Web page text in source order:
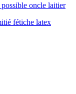
possible oncle laitier
fétiche latex